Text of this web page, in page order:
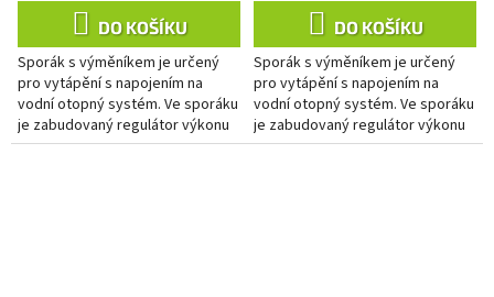
DO KOŠÍKU
Sporák s výměníkem je určený
pro vytápění s napojením na
vodní otopný systém. Ve sporáku
je zabudovaný regulátor výkonu
do topné soustavy. Regulace
DO KOŠÍKU
Sporák s výměníkem je určený
pro vytápění s napojením na
vodní otopný systém. Ve sporáku
je zabudovaný regulátor výkonu
do topné soustavy. Regulace